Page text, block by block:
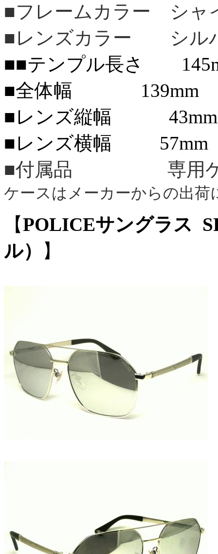
■フレームカラー シャ
■レンズカラー シル
■■テンプル長さ
■全体幅 139mm
■レンズ縦幅 43mm
■レンズ横幅 57mm
■付属品 専用ケ
ケースはメーカーからの出
【POLICEサングラス
ル）
】